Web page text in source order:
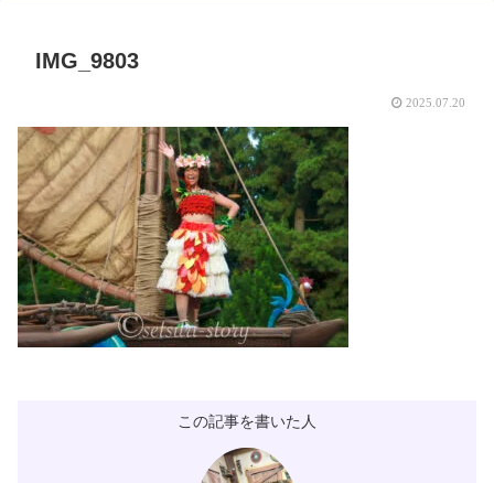
IMG_9803
2025.07.20
この記事を書いた人